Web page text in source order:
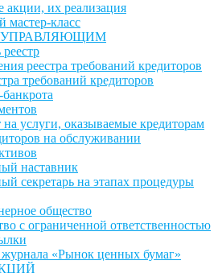
акции, их реализация
мастер-класс
реестра требований кредиторов
требований кредиторов
услуги, оказываемые кредиторам
на обслуживании
наставник
секретарь на этапах процедуры
общество
с ограниченной ответственностью
«Рынок ценных бумаг»